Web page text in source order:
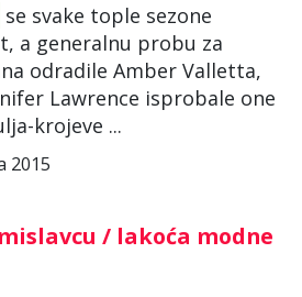
se svake tople sezone
a generalnu probu za
odradile Amber Valletta,
Lawrence isprobale one
krojeve ...
2015
/ lakoća modne